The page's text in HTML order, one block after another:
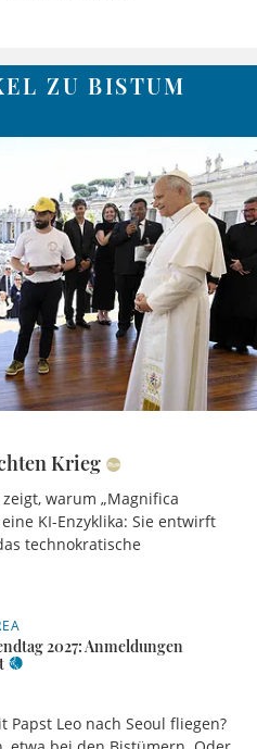
ZU BISTUM
Krieg
warum „Magnifica
KI-Enzyklika: Sie entwirft
technokratische
2027: Anmeldungen
Papst Leo nach Seoul fliegen?